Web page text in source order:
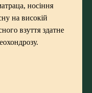
носіння
на високій
взуття здатне